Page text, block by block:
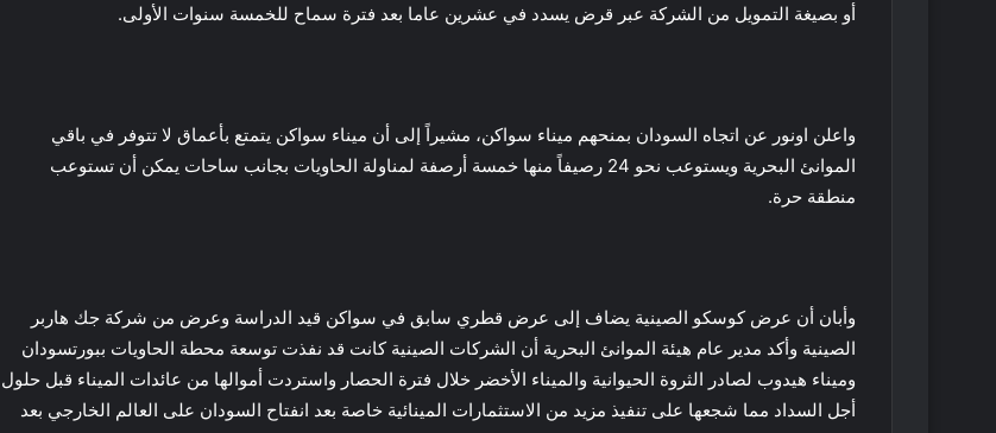
أو بصيغة التمويل من الشركة عبر قرض يسدد في عشرين عاما بعد فترة سماح للخمسة سنوات الأولى.
واعلن اونور عن اتجاه السودان بمنحهم ميناء سواكن، مشيراً إلى أن ميناء سواكن يتمتع بأعماق لا تتوفر في باقي
الموانئ البحرية ويستوعب نحو 24 رصيفاً منها خمسة أرصفة لمناولة الحاويات بجانب ساحات يمكن أن تستوعب
منطقة حرة.
وأبان أن عرض كوسكو الصينية يضاف إلى عرض قطري سابق في سواكن قيد الدراسة وعرض من شركة جك هاربر
الصينية وأكد مدير عام هيئة الموانئ البحرية أن الشركات الصينية كانت قد نفذت توسعة محطة الحاويات ببورتسودان
وميناء هيدوب لصادر الثروة الحيوانية والميناء الأخضر خلال فترة الحصار واستردت أموالها من عائدات الميناء قبل حلول
أجل السداد مما شجعها على تنفيذ مزيد من الاستثمارات المينائية خاصة بعد انفتاح السودان على العالم الخارجي بعد